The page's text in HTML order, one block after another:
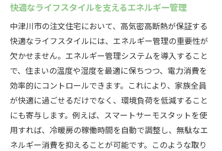
快適なライフスタイルを支えるエネルギー管理
中津川市の注文住宅において、高気密高断熱が保証する
快適なライフスタイルには、エネルギー管理の重要性が
欠かせません。エネルギー管理システムを導入すること
で、住まいの温度や湿度を最適に保ちつつ、電力消費を
効率的にコントロールできます。これにより、家族全員
が快適に過ごせるだけでなく、環境負荷を低減すること
にも寄与します。例えば、スマートサーモスタットを使
用すれば、冷暖房の稼働時間を自動で調整し、無駄なエ
ネルギー消費を抑えることが可能です。このような取り